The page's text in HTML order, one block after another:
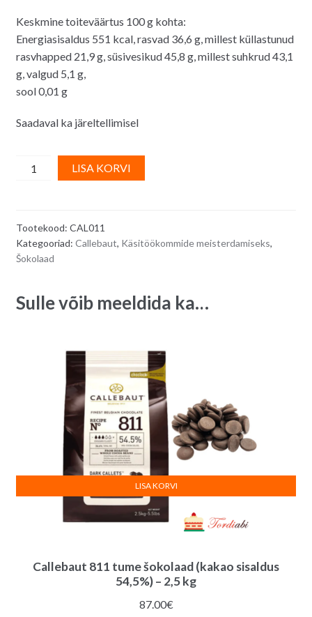
Keskmine toiteväärtus 100 g kohta:
Energiasisaldus 551 kcal, rasvad 36,6 g, millest küllastunud
rasvhapped 21,9 g, süsivesikud 45,8 g, millest suhkrud 43,1
g, valgud 5,1 g,
sool 0,01 g
Saadaval ka järeltellimisel
Callebaut
(kakao
sisaldus
500
LISA KORVI
i
Tootekood: CAL011
Kategooriad: Callebaut, Käsitöökommide meisterdamiseks,
Šokolaad
Sulle võib meeldida ka…
Callebaut 811 tume šokolaad (kakao sisaldus
54,5%) – 2,5 kg
87.00€
LISA KORVI